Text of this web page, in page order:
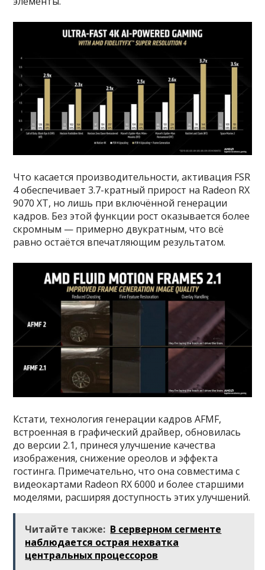
Что касается производительности, активация FSR
4 обеспечивает 3.7-кратный прирост на Radeon RX
9070 XT, но лишь при включённой генерации
кадров. Без этой функции рост оказывается более
скромным — примерно двукратным, что всё
равно остаётся впечатляющим результатом.
Кстати, технология генерации кадров AFMF,
встроенная в графический драйвер, обновилась
до версии 2.1, принеся улучшение качества
изображения, снижение ореолов и эффекта
гостинга. Примечательно, что она совместима с
видеокартами Radeon RX 6000 и более старшими
моделями, расширяя доступность этих улучшений.
Читайте также: В серверном сегменте
наблюдается острая нехватка
центральных процессоров